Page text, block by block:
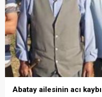
Abatay ailesinin acı kaybı